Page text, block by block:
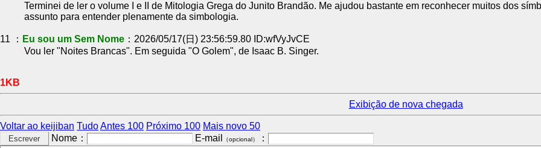
Terminei de ler o volume I e II de Mitologia Grega do Junito Brandão. Me ajudou bastante em reconhecer muitos dos
assunto para entender plenamente da simbologia.
11 ： Eu sou um Sem Nome ：2026/05/17(日) 23:56:59.80 ID:wfVyJvCE
Vou ler "Noites Brancas". Em seguida "O Golem", de Isaac B. Singer.
1KB
Exibição de nova chegada
Voltar ao keijiban TudoAntes 100 Próximo 100 Mais novo 50
Nome：
E-mail （opcional） ：